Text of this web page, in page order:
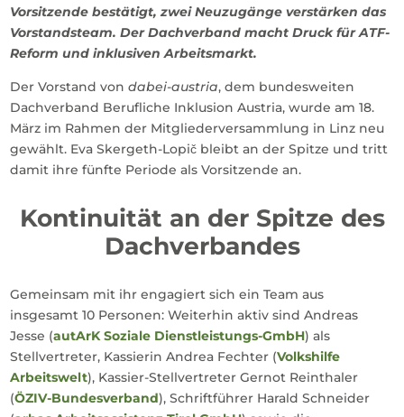
Vorsitzende bestätigt, zwei Neuzugänge verstärken das
Vorstandsteam. Der Dachverband macht Druck für ATF-
Reform und inklusiven Arbeitsmarkt.
Der Vorstand von dabei-austria, dem bundesweiten
Dachverband Berufliche Inklusion Austria, wurde am 18.
März im Rahmen der Mitgliederversammlung in Linz neu
gewählt. Eva Skergeth-Lopič bleibt an der Spitze und tritt
damit ihre fünfte Periode als Vorsitzende an.
Kontinuität an der Spitze des
Dachverbandes
Gemeinsam mit ihr engagiert sich ein Team aus
insgesamt 10 Personen: Weiterhin aktiv sind Andreas
Jesse (autArK Soziale Dienstleistungs-GmbH) als
Stellvertreter, Kassierin Andrea Fechter (Volkshilfe
Arbeitswelt), Kassier-Stellvertreter Gernot Reinthaler
(ÖZIV-Bundesverband), Schriftführer Harald Schneider